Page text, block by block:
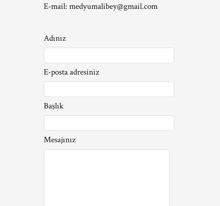
E-mail: medyumalibey@gmail.com
Adınız
E-posta adresiniz
Başlık
Mesajınız